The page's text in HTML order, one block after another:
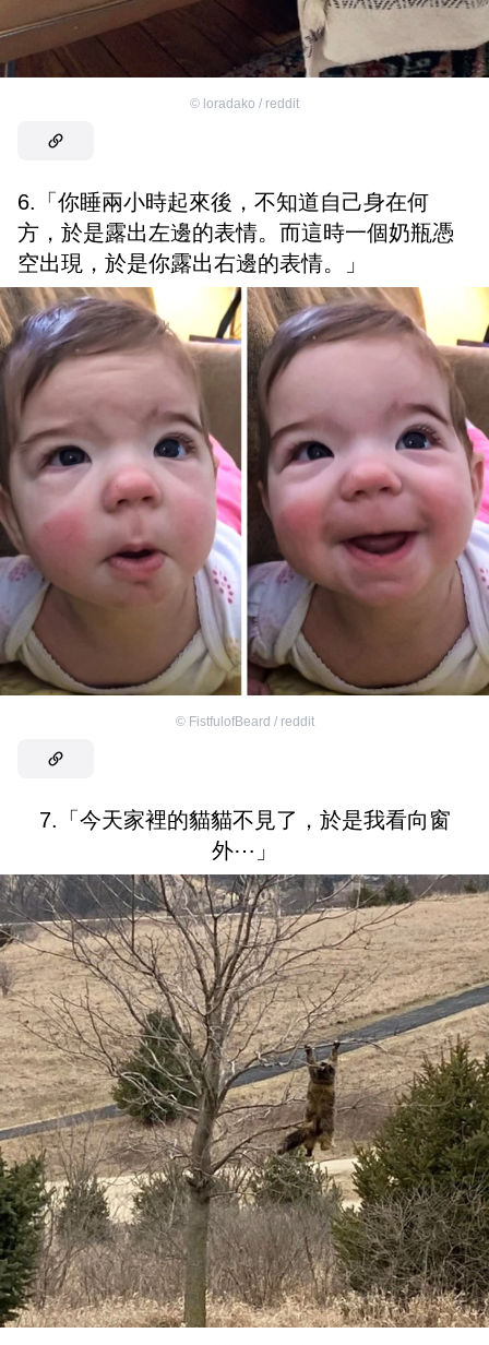
© loradako / reddit
6.「你睡兩小時起來後，不知道自己身在何
方，於是露出左邊的表情。而這時一個奶瓶憑
空出現，於是你露出右邊的表情。」
© FistfulofBeard / reddit
7.「今天家裡的貓貓不見了，於是我看向窗
外⋯」